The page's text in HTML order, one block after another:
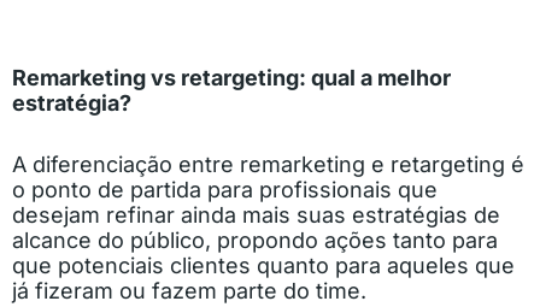
Remarketing vs retargeting: qual a melhor
estratégia?
A diferenciação entre remarketing e retargeting é
o ponto de partida para profissionais que
desejam refinar ainda mais suas estratégias de
alcance do público, propondo ações tanto para
que potenciais clientes quanto para aqueles que
já fizeram ou fazem parte do time.